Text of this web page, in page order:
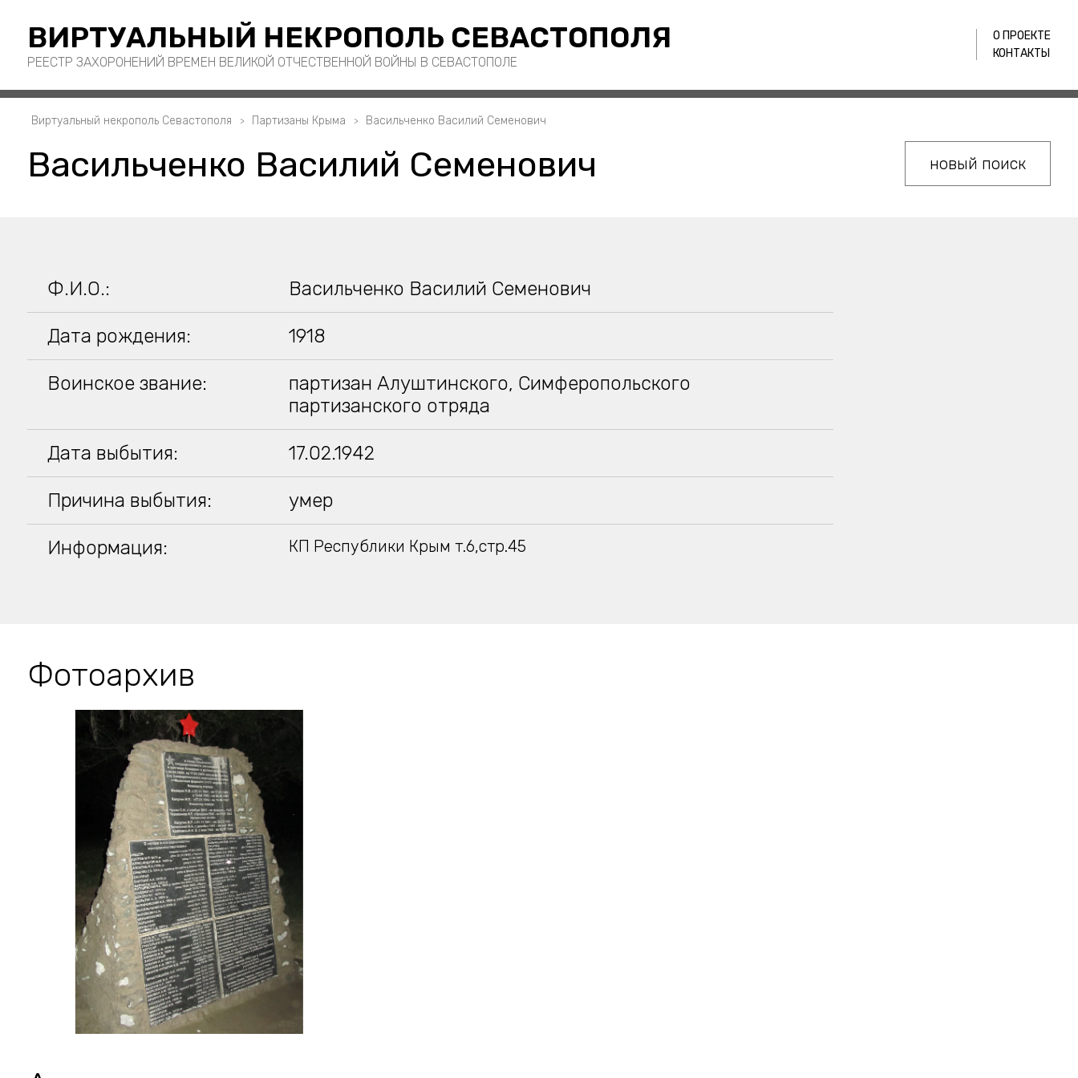
ВИРТУАЛЬНЫЙ НЕКРОПОЛЬ СЕВАСТОПОЛЯ
РЕЕСТР ЗАХОРОНЕНИЙ ВРЕМЕН ВЕЛИКОЙ ОТЧЕСТВЕННОЙ ВОЙНЫ В СЕВАСТОПОЛЕ
О ПРОЕКТЕ
КОНТАКТЫ
Виртуальный некрополь Севастополя Партизаны Крыма Васильченко Василий Семенович
Васильченко Василий Семенович новый поиск
Ф.И.О.: Васильченко Василий Семенович
Дата рождения: 1918
Воинское звание:
партизан Алуштинского, Симферопольского
партизанского отряда
Дата выбытия: 17.02.1942
Причина выбытия: умер
Информация: КП Республики Крым т.6,стр.45
Фотоархив